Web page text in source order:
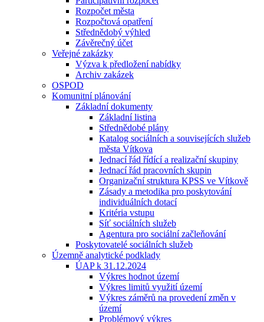
Rozpočet města
Rozpočtová opatření
Střednědobý výhled
Závěrečný účet
Veřejné zakázky
Výzva k předložení nabídky
Archiv zakázek
OSPOD
Komunitní plánování
Základní dokumenty
Základní listina
Střednědobé plány
Katalog sociálních a souvisejících služeb
města Vítkova
Jednací řád řídící a realizační skupiny
Jednací řád pracovních skupin
Organizační struktura KPSS ve Vítkově
Zásady a metodika pro poskytování
individuálních dotací
Kritéria vstupu
Síť sociálních služeb
Agentura pro sociální začleňování
Poskytovatelé sociálních služeb
Územně analytické podklady
ÚAP k 31.12.2024
Výkres hodnot území
Výkres limitů využití území
Výkres záměrů na provedení změn v
území
Problémový výkres